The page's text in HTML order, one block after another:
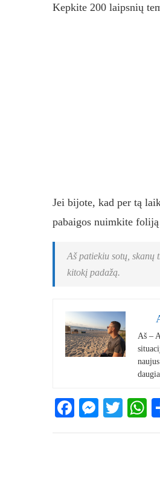
Kepkite 200 laipsnių
Jei bijote, kad per tą
pabaigos nuimkite
Aš patiekiu sotų, skanų
kitokį padažą.
Aš –
Facebook